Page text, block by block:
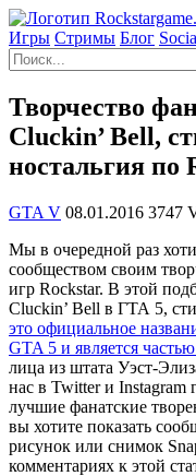
Игры Cтримы Блог
Творчество
Cluckin’ Bell,
ностальгия по
GTA V 08.01.2016 3747
Мы в очередной раз
сообществом своим
игр Rockstar. В этой
Cluckin’ Bell в ГТА 5,
это официальное
GTA 5 и является
лица из штата Уэст-
нас в Twitter и Instagram
лучшие фанатские
вы хотите показать
рисунок или снимок
комментариях к этой